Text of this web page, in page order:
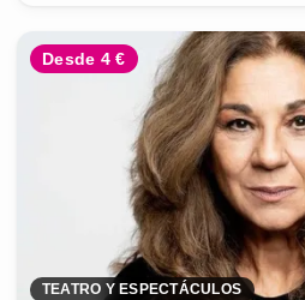
Desde 4 €
TEATRO Y ESPECTÁCULOS